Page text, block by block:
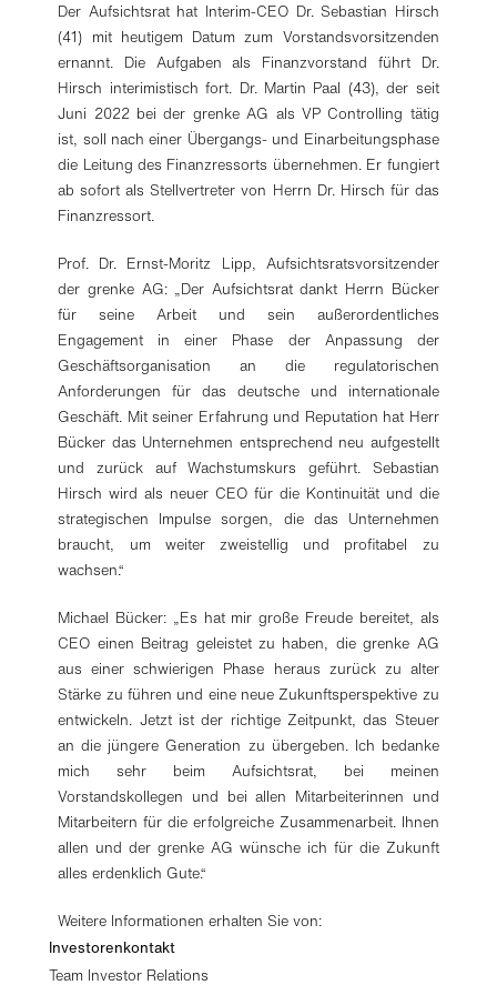
Der Aufsichtsrat hat Interim-CEO Dr. Sebastian Hirsch
(41) mit heutigem Datum zum Vorstandsvorsitzenden
ernannt. Die Aufgaben als Finanzvorstand führt Dr.
Hirsch interimistisch fort. Dr. Martin Paal (43), der seit
Juni 2022 bei der grenke AG als VP Controlling tätig
ist, soll nach einer Übergangs- und Einarbeitungsphase
die Leitung des Finanzressorts übernehmen. Er fungiert
ab sofort als Stellvertreter von Herrn Dr. Hirsch für das
Finanzressort.
Prof. Dr. Ernst-Moritz Lipp, Aufsichtsratsvorsitzender
der grenke AG: „Der Aufsichtsrat dankt Herrn Bücker
für seine Arbeit und sein außerordentliches
Engagement in einer Phase der Anpassung der
Geschäftsorganisation an die regulatorischen
Anforderungen für das deutsche und internationale
Geschäft. Mit seiner Erfahrung und Reputation hat Herr
Bücker das Unternehmen entsprechend neu aufgestellt
und zurück auf Wachstumskurs geführt. Sebastian
Hirsch wird als neuer CEO für die Kontinuität und die
strategischen Impulse sorgen, die das Unternehmen
braucht, um weiter zweistellig und profitabel zu
wachsen.“
Michael Bücker: „Es hat mir große Freude bereitet, als
CEO einen Beitrag geleistet zu haben, die grenke AG
aus einer schwierigen Phase heraus zurück zu alter
Stärke zu führen und eine neue Zukunftsperspektive zu
entwickeln. Jetzt ist der richtige Zeitpunkt, das Steuer
an die jüngere Generation zu übergeben. Ich bedanke
mich sehr beim Aufsichtsrat, bei meinen
Vorstandskollegen und bei allen Mitarbeiterinnen und
Mitarbeitern für die erfolgreiche Zusammenarbeit. Ihnen
allen und der grenke AG wünsche ich für die Zukunft
alles erdenklich Gute.“
Weitere Informationen erhalten Sie von:
Investorenkontakt
Team Investor Relations